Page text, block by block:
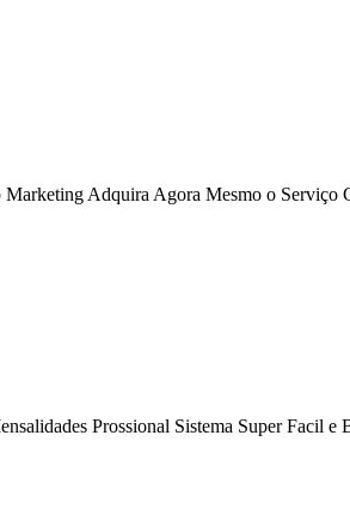
Adquira Agora Mesmo o Serviço
Prossional Sistema Super Facil e